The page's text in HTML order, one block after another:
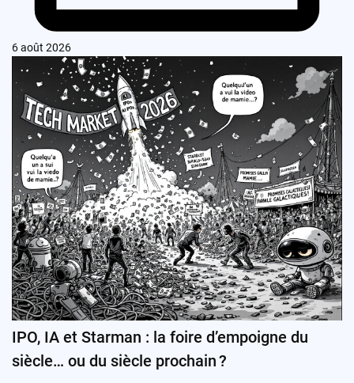
6 août 2026
IPO, IA et Starman : la foire d’empoigne du
siècle… ou du siècle prochain ?